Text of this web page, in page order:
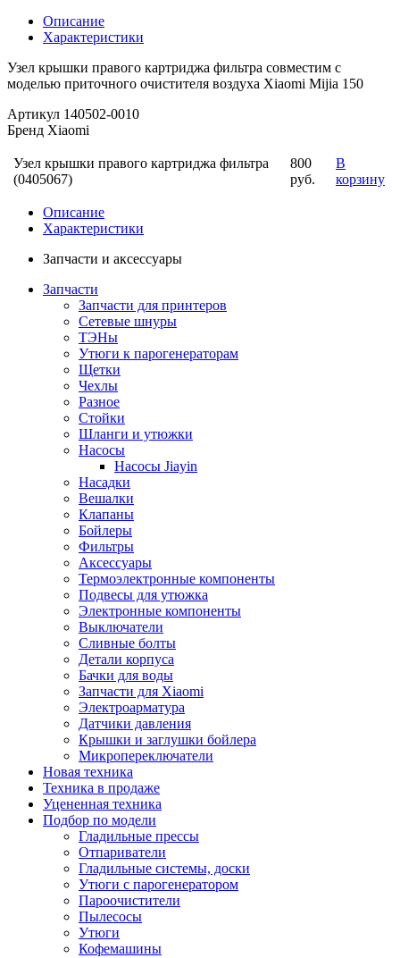
Описание
Характеристики
Узел крышки правого картриджа фильтра совместим с
моделью приточного очистителя воздуха Xiaomi Mijia 150
Артикул 140502-0010
Бренд Xiaomi
Узел крышки правого картриджа фильтра
(0405067)
800
руб.
В
корзину
Описание
Характеристики
Запчасти и аксессуары
Запчасти
Запчасти для принтеров
Сетевые шнуры
ТЭНы
Утюги к парогенераторам
Щетки
Чехлы
Разное
Стойки
Шланги и утюжки
Насосы
Насосы Jiayin
Насадки
Вешалки
Клапаны
Бойлеры
Фильтры
Аксессуары
Термоэлектронные компоненты
Подвесы для утюжка
Электронные компоненты
Выключатели
Сливные болты
Детали корпуса
Бачки для воды
Запчасти для Xiaomi
Электроарматура
Датчики давления
Крышки и заглушки бойлера
Микропереключатели
Новая техника
Техника в продаже
Уцененная техника
Подбор по модели
Гладильные прессы
Отпариватели
Гладильные системы, доски
Утюги с парогенератором
Пароочистители
Пылесосы
Утюги
Кофемашины